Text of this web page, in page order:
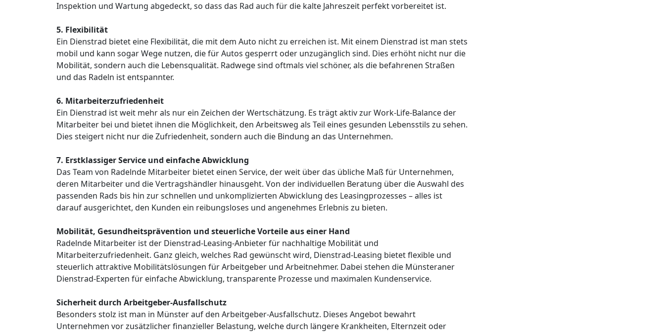
Inspektion und Wartung abgedeckt, so dass das Rad auch für die kalte Jahreszeit perfekt vorbereitet ist.
5. Flexibilität
Ein Dienstrad bietet eine Flexibilität, die mit dem Auto nicht zu erreichen ist. Mit einem Dienstrad ist man stets
mobil und kann sogar Wege nutzen, die für Autos gesperrt oder unzugänglich sind. Dies erhöht nicht nur die
Mobilität, sondern auch die Lebensqualität. Radwege sind oftmals viel schöner, als die befahrenen Straßen
und das Radeln ist entspannter.
6. Mitarbeiterzufriedenheit
Ein Dienstrad ist weit mehr als nur ein Zeichen der Wertschätzung. Es trägt aktiv zur Work-Life-Balance der
Mitarbeiter bei und bietet ihnen die Möglichkeit, den Arbeitsweg als Teil eines gesunden Lebensstils zu sehen.
Dies steigert nicht nur die Zufriedenheit, sondern auch die Bindung an das Unternehmen.
7. Erstklassiger Service und einfache Abwicklung
Das Team von Radelnde Mitarbeiter bietet einen Service, der weit über das übliche Maß für Unternehmen,
deren Mitarbeiter und die Vertragshändler hinausgeht. Von der individuellen Beratung über die Auswahl des
passenden Rads bis hin zur schnellen und unkomplizierten Abwicklung des Leasingprozesses – alles ist
darauf ausgerichtet, den Kunden ein reibungsloses und angenehmes Erlebnis zu bieten.
Mobilität, Gesundheitsprävention und steuerliche Vorteile aus einer Hand
Radelnde Mitarbeiter ist der Dienstrad-Leasing-Anbieter für nachhaltige Mobilität und
Mitarbeiterzufriedenheit. Ganz gleich, welches Rad gewünscht wird, Dienstrad-Leasing bietet flexible und
steuerlich attraktive Mobilitätslösungen für Arbeitgeber und Arbeitnehmer. Dabei stehen die Münsteraner
Dienstrad-Experten für einfache Abwicklung, transparente Prozesse und maximalen Kundenservice.
Sicherheit durch Arbeitgeber-Ausfallschutz
Besonders stolz ist man in Münster auf den Arbeitgeber-Ausfallschutz. Dieses Angebot bewahrt
Unternehmen vor zusätzlicher finanzieller Belastung, welche durch längere Krankheiten, Elternzeit oder